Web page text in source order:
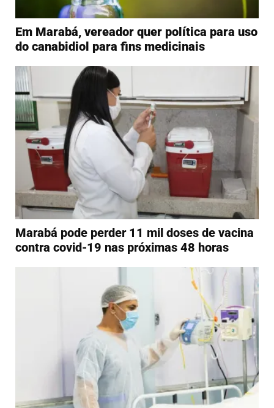
Em Marabá, vereador quer política para uso
do canabidiol para fins medicinais
Marabá pode perder 11 mil doses de vacina
contra covid-19 nas próximas 48 horas